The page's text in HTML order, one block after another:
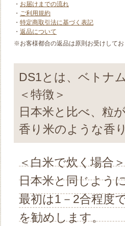
・ お届けまでの流れ
・ ご利用規約
・ 特定商取引法に基づく表記
・ 返品について
※お客様都合の返品は原則お受けして
DS1とは、ベトナ
＜特徴＞
日本米と比べ、粒
香り米のような香
＜白米で炊く場合＞
日本米と同じよう
最初は1－2合程度
を勧めします。